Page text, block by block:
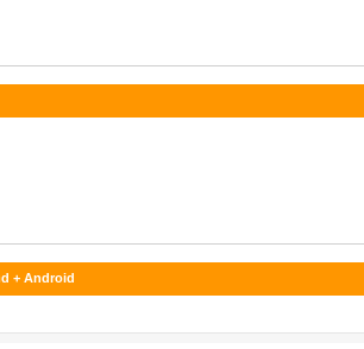
+ Android